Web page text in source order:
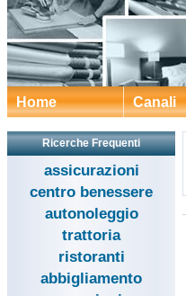
Home Canali
Ricerche Frequenti
assicurazioni
centro benessere
autonoleggio
trattoria
ristoranti
abbigliamento